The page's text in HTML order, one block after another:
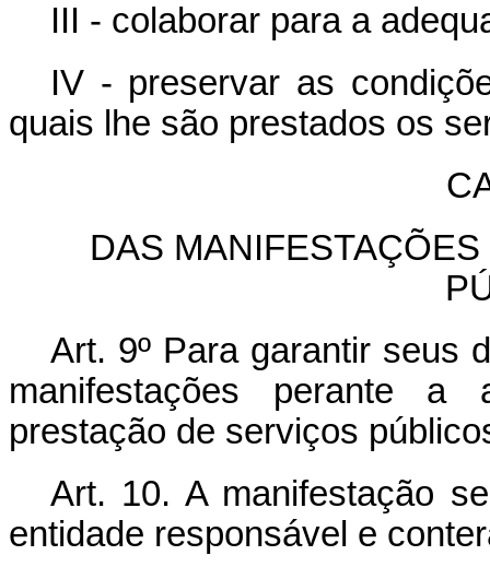
III - colaborar para a
IV - preservar as
quais lhe são prestados os
DAS
Art. 9º Para garantir seus
manifestações perante a
prestação de serviços
Art. 10. A manifestação
entidade responsável e